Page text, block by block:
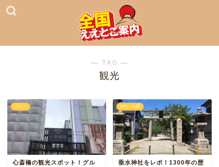
― TAG ―
観光
グルメ
心斎橋の観光スポット！グル
神社・仏閣
垂水神社をレポ！1300年の歴